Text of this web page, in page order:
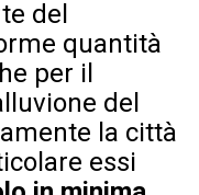
del
quantità
per il
del
la città
essi